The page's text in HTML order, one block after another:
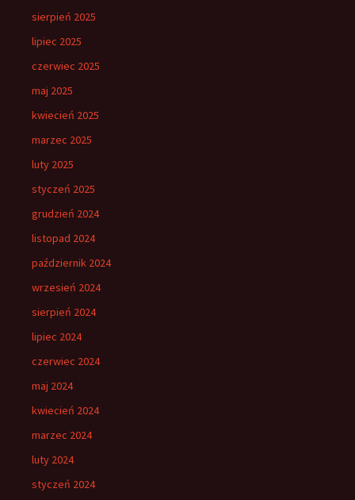
sierpień 2025
lipiec 2025
czerwiec 2025
maj 2025
kwiecień 2025
marzec 2025
luty 2025
styczeń 2025
grudzień 2024
listopad 2024
październik 2024
wrzesień 2024
sierpień 2024
lipiec 2024
czerwiec 2024
maj 2024
kwiecień 2024
marzec 2024
luty 2024
styczeń 2024